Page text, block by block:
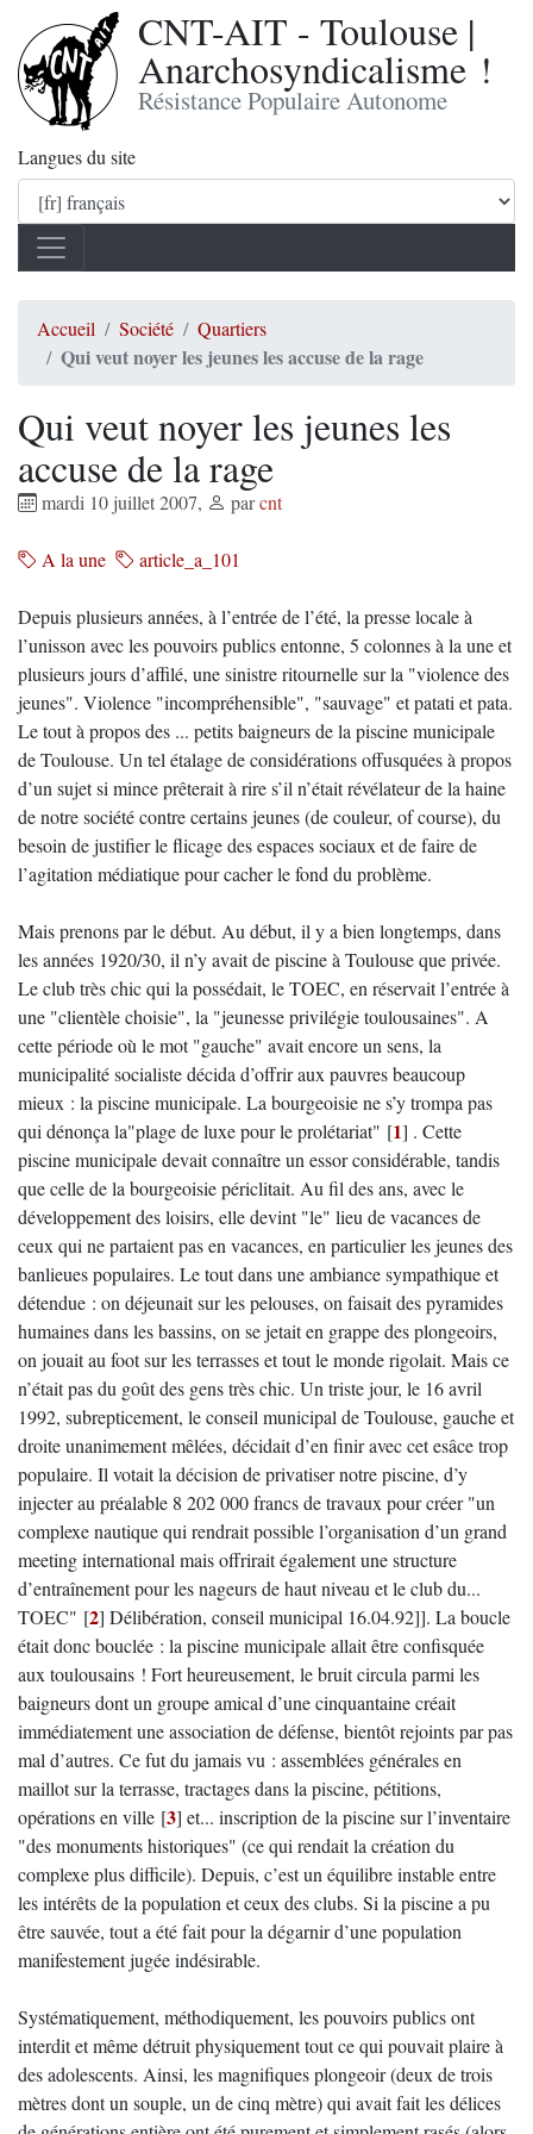
CNT-AIT - Toulouse |
Anarchosyndicalisme !
Résistance Populaire Autonome
Langues du site
Accueil Société Quartiers
Qui veut noyer les jeunes les accuse de la rage
Qui veut noyer les jeunes les
accuse de la rage
mardi 10 juillet 2007, parcnt
A la une article_a_101
Depuis plusieurs années, à l’entrée de l’été, la presse locale à
l’unisson avec les pouvoirs publics entonne, 5 colonnes à la une et
plusieurs jours d’affilé, une sinistre ritournelle sur la "violence des
jeunes". Violence "incompréhensible", "sauvage" et patati et pata.
Le tout à propos des ... petits baigneurs de la piscine municipale
de Toulouse. Un tel étalage de considérations offusquées à propos
d’un sujet si mince prêterait à rire s’il n’était révélateur de la haine
de notre société contre certains jeunes (de couleur, of course), du
besoin de justifier le flicage des espaces sociaux et de faire de
l’agitation médiatique pour cacher le fond du problème.
Mais prenons par le début. Au début, il y a bien longtemps, dans
les années 1920/30, il n’y avait de piscine à Toulouse que privée.
Le club très chic qui la possédait, le TOEC, en réservait l’entrée à
une "clientèle choisie", la "jeunesse privilégie toulousaines". A
cette période où le mot "gauche" avait encore un sens, la
municipalité socialiste décida d’offrir aux pauvres beaucoup
mieux : la piscine municipale. La bourgeoisie ne s’y trompa pas
qui dénonça la"plage de luxe pour le prolétariat" [1] . Cette
piscine municipale devait connaître un essor considérable, tandis
que celle de la bourgeoisie périclitait. Au fil des ans, avec le
développement des loisirs, elle devint "le" lieu de vacances de
ceux qui ne partaient pas en vacances, en particulier les jeunes des
banlieues populaires. Le tout dans une ambiance sympathique et
détendue : on déjeunait sur les pelouses, on faisait des pyramides
humaines dans les bassins, on se jetait en grappe des plongeoirs,
on jouait au foot sur les terrasses et tout le monde rigolait. Mais ce
n’était pas du goût des gens très chic. Un triste jour, le 16 avril
1992, subrepticement, le conseil municipal de Toulouse, gauche et
droite unanimement mêlées, décidait d’en finir avec cet esâce trop
populaire. Il votait la décision de privatiser notre piscine, d’y
injecter au préalable 8 202 000 francs de travaux pour créer "un
complexe nautique qui rendrait possible l’organisation d’un grand
meeting international mais offrirait également une structure
d’entraînement pour les nageurs de haut niveau et le club du...
TOEC" [2] Délibération, conseil municipal 16.04.92]]. La boucle
était donc bouclée : la piscine municipale allait être confisquée
aux toulousains ! Fort heureusement, le bruit circula parmi les
baigneurs dont un groupe amical d’une cinquantaine créait
immédiatement une association de défense, bientôt rejoints par pas
mal d’autres. Ce fut du jamais vu : assemblées générales en
maillot sur la terrasse, tractages dans la piscine, pétitions,
opérations en ville [3] et... inscription de la piscine sur l’inventaire
"des monuments historiques" (ce qui rendait la création du
complexe plus difficile). Depuis, c’est un équilibre instable entre
les intérêts de la population et ceux des clubs. Si la piscine a pu
être sauvée, tout a été fait pour la dégarnir d’une population
manifestement jugée indésirable.
Systématiquement, méthodiquement, les pouvoirs publics ont
interdit et même détruit physiquement tout ce qui pouvait plaire à
des adolescents. Ainsi, les magnifiques plongeoir (deux de trois
mètres dont un souple, un de cinq mètre) qui avait fait les délices